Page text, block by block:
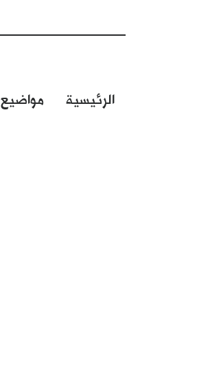
الرئيسية مواضيع